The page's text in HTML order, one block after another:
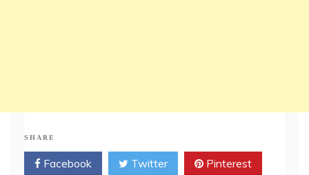
SHARE
Facebook Twitter Pinterest